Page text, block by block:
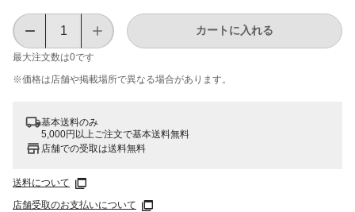
最大注文数は0です
カートに入れる
※価格は​店舗や​掲載場所で​異なる​場合が​あります。
基本送料のみ
5,000円以上ご注文で基本送料無料
店舗での受取は送料無料
送料について
店舗受取のお支払いについて